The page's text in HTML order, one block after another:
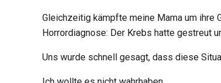
Gleichzeitig kämpfte meine Mama um ihre
Horrordiagnose: Der Krebs hatte gestreut
Uns wurde schnell gesagt, dass diese